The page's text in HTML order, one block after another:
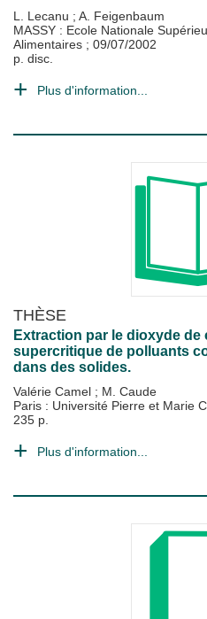
L. Lecanu ; A. Feigenbaum
MASSY : Ecole Nationale
Alimentaires ; 09/07/2002
p. disc.
Plus d'information...
THÈSE
Extraction par le dioxyde de
supercritique de polluants
dans des solides.
Valérie Camel ; M. Caude
Paris : Université Pierre et Marie
235 p.
Plus d'information...